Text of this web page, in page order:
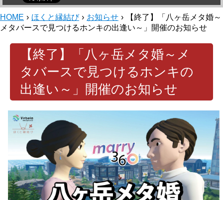
HOME › ほくと縁結び › お知らせ ›
【終了】「八ヶ岳メタ婚～
メタバースで見つけるホンキの出逢い～」開催のお知らせ
【終了】「八ヶ岳メタ婚～メ
タバースで見つけるホンキの
出逢い～」開催のお知らせ